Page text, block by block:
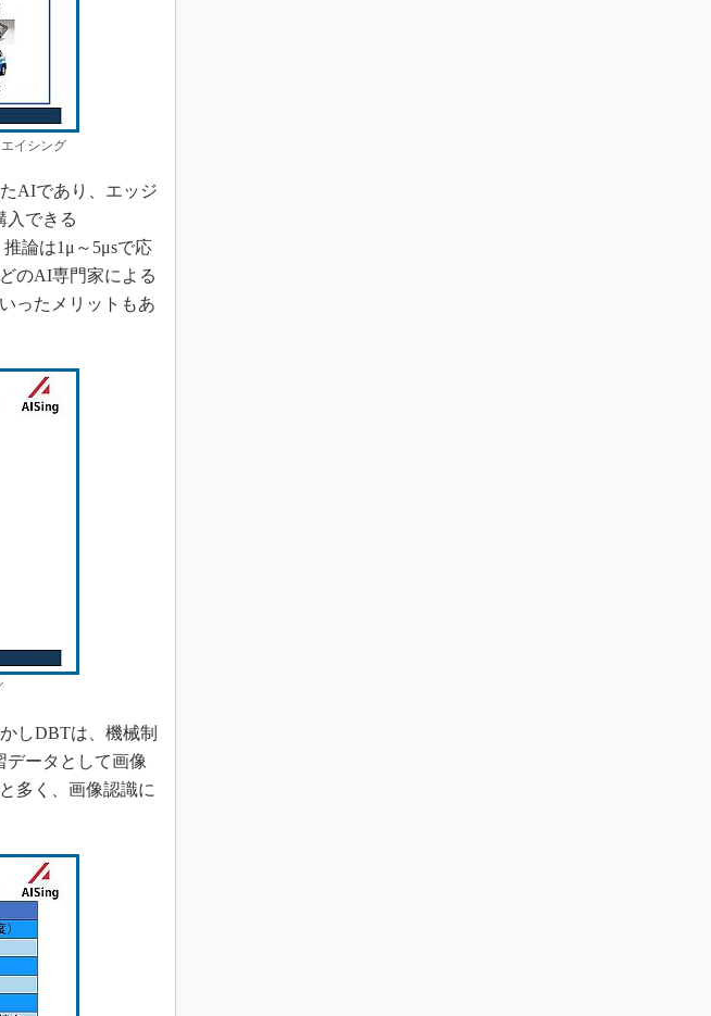
イシング
AIであり、エッジ
入できる
推論は1μ～5μsで応
のAI専門家による
ったメリットもあ
しDBTは、機械制
データとして画像
多く、画像認識に